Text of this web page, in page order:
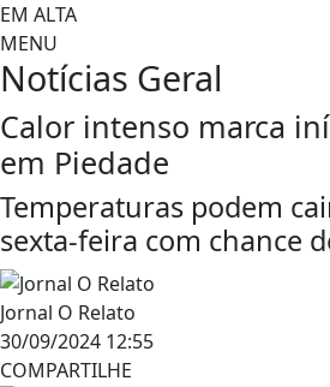
EM ALTA
MENU
Notícias Geral
Calor intenso marca
em Piedade
Temperaturas podem
sexta-feira com chance
Jornal O Relato
30/09/2024 12:55
COMPARTILHE